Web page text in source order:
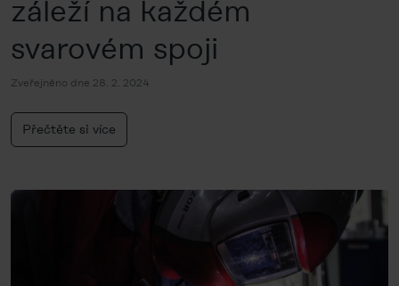
záleží na každém
svarovém spoji
Zveřejněno dne 28. 2. 2024
Přečtěte si více